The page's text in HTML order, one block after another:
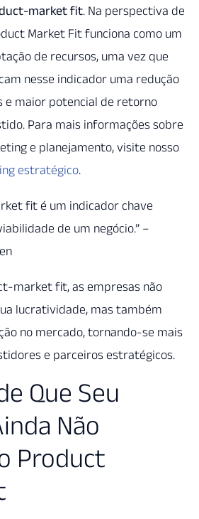
market fit. Na perspectiva de
Market Fit funciona como um
de recursos, uma vez que
nesse indicador uma redução
e maior potencial de retorno
Para mais informações sobre
e planejamento, visite nosso
estratégico.
fit é um indicador chave
de um negócio.” –
market fit, as empresas não
lucratividade, mas também
no mercado, tornando-se mais
e parceiros estratégicos.
Que Seu
Não
Product